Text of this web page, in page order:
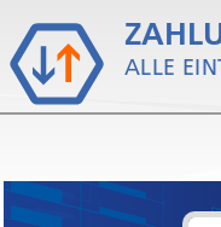
ALLE